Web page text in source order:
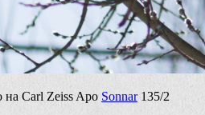
на Carl Zeiss Apo Sonnar135/2